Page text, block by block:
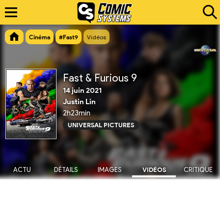
Cinéma #Fast9 Vidéos
Fast & Furious 9
14 juin 2021
Justin Lin
2h23min
UNIVERSAL PICTURES
ACTU DÉTAILS IMAGES VIDÉOS CRITIQUE